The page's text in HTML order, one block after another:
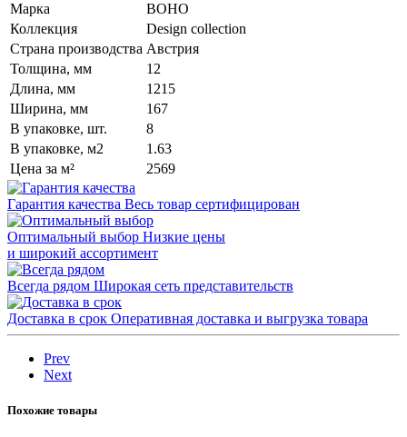
Марка
BOHO
Коллекция
Design collection
Страна производства Австрия
Толщина, мм
12
Длина, мм
1215
Ширина, мм
167
В упаковке, шт.
8
В упаковке, м2
1.63
Цена за м²
2569
Гарантия качества Весь товар сертифицирован
Оптимальный выбор Низкие цены
и широкий ассортимент
Всегда рядом Широкая сеть представительств
Доставка в срок Оперативная доставка и выгрузка товара
Prev
Next
Похожие товары